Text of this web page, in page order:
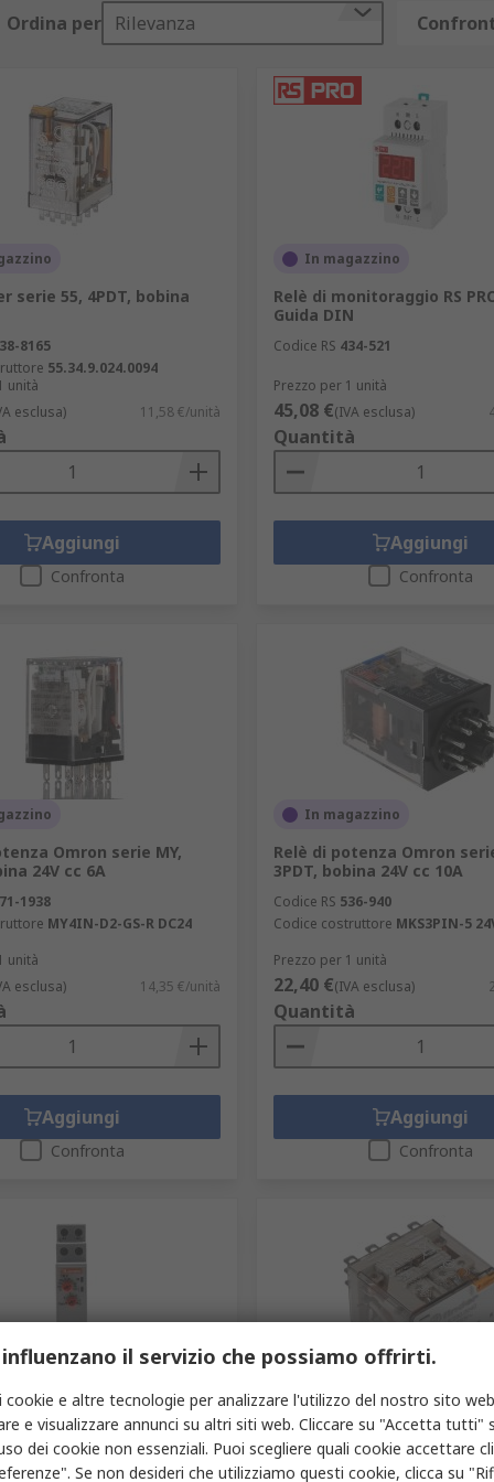
nell'industria delle apparecchiature di prova e in
controllare il movimento in incrementi prestabiliti,
di circuiti elettrici. Si usano in varie applicazioni,
l'attivazione o disattivazione di un circuito. Utile
dove è necessario sincronizzare azioni in momenti
impulsi elettrici invece di una connessione costante.
di 12V. Usati in applicazioni automotive, dispositivi
di 24V. Impiegati in applicazioni industriali,
di 220 volt. Sono impiegati in applicazioni elettriche
Ordina per Rilevanza
serie 55, 4PDT, bobina
8165
55.34.9.024.0094
unità
esclusa) 11,58 €/unità
Aggiungi
Confronta
In magazzino
Relè di monitoraggio RS
Guida DIN
Codice RS 434-521
Prezzo per 1 unità
45,08 €(IVA esclusa)
Quantità
Aggiungi
Confronta
Omron serie MY,
24V cc 6A
1938
MY4IN-D2-GS-R DC24
unità
esclusa) 14,35 €/unità
Aggiungi
Confronta
In magazzino
Relè di potenza Omron
3PDT, bobina 24V cc 10A
Codice RS 536-940
Codice costruttore MKS3PIN-5
Prezzo per 1 unità
22,40 €(IVA esclusa)
Quantità
Aggiungi
Confronta
Lovato serie TMP,
s to 10 Days, 2 poli 24
ca, 240 V ca, SPDT,
Relè di potenza Finder serie
bobina 230V ca 12A
Codice RS154-598
il servizio che possiamo offrirti.
cookie e altre tecnologie per analizzare l'utilizzo del nostro sito
e visualizzare annunci su altri siti web. Cliccare su "Accetta tutti"
dei cookie non essenziali. Puoi scegliere quali cookie accettare
Se non desideri che utilizziamo questi cookie, clicca su